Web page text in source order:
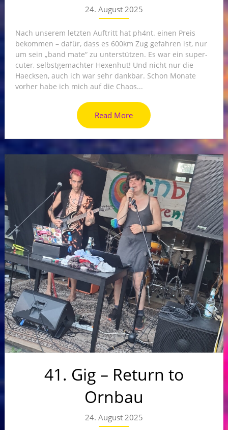
24. August 2025
Nach unserem letzten Auftritt hat ph4nt. einen Preis
bekommen – dafür, dass es 600km Zug gefahren ist, nur
um sein „band mate“ zu unterstützen. Es war ein super-
cuter, selbstgemachter Hexenhut! Und nicht nur die
Haecksen, auch ich war sehr dankbar. Schon Monate
vorher habe ich mich auf die Chaos...
Read More
41. Gig – Return to
Ornbau
24. August 2025